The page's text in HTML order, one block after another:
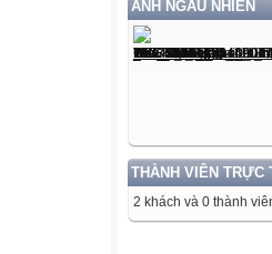
ẢNH NGẪU NHIÊN
THÀNH VIÊN TRỰC
2 khách và 0 thành